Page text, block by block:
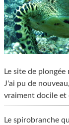
Le site de
J'ai pu de
vraiment docile et
Le spirobranche